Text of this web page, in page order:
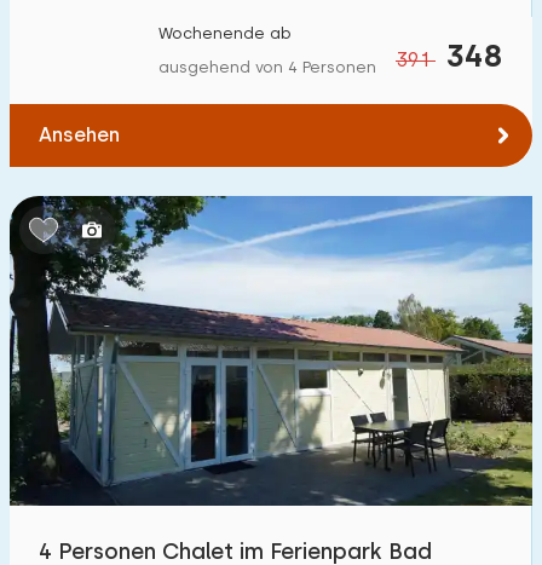
391 348
Wochenende ab
ausgehend von 4 Personen
Ansehen
4 Personen Chalet im Ferienpark Bad